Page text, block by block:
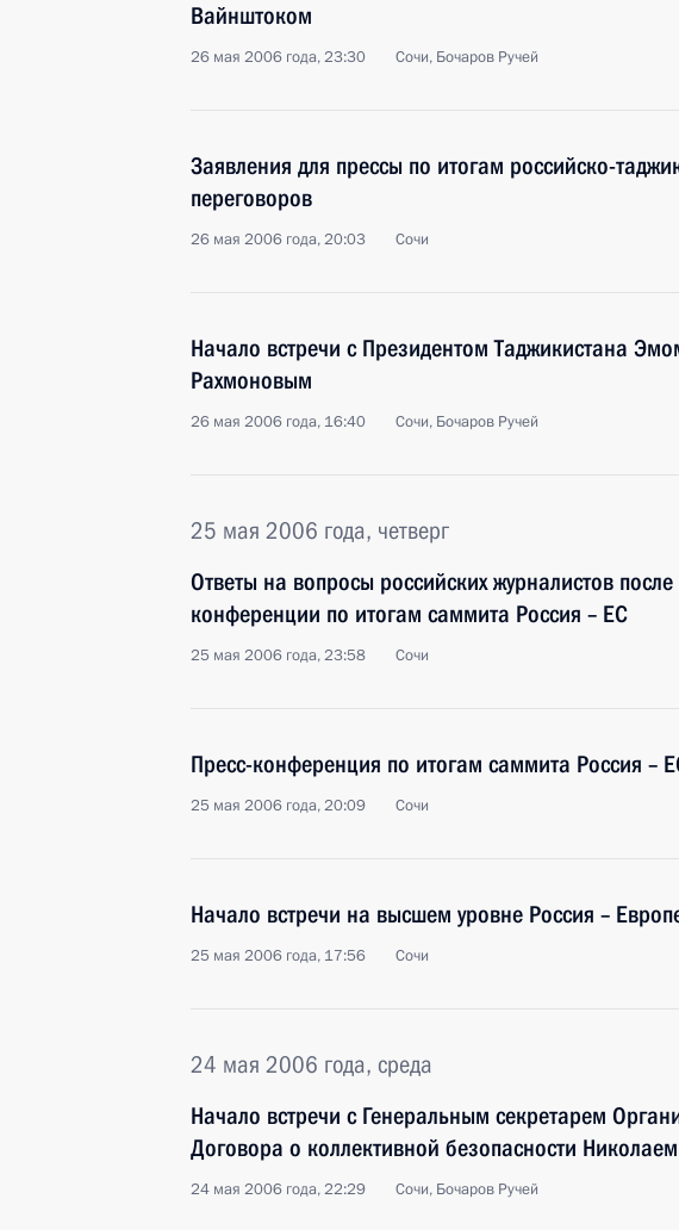
Вайнштоком
26 мая 2006 года, 23:30 Сочи, Бочаров Ручей
Заявления для прессы по итогам российско-
переговоров
26 мая 2006 года, 20:03 Сочи
Начало встречи с Президентом Таджикистана
Рахмоновым
26 мая 2006 года, 16:40 Сочи, Бочаров Ручей
25 мая 2006 года, четверг
Ответы на вопросы российских журналистов после
конференции по итогам саммита Россия – ЕС
25 мая 2006 года, 23:58 Сочи
Пресс-конференция по итогам саммита Россия –
25 мая 2006 года, 20:09 Сочи
Начало встречи на высшем уровне Россия –
25 мая 2006 года, 17:56 Сочи
24 мая 2006 года, среда
Начало встречи с Генеральным секретарем
Договора о коллективной безопасности
24 мая 2006 года, 22:29 Сочи, Бочаров Ручей